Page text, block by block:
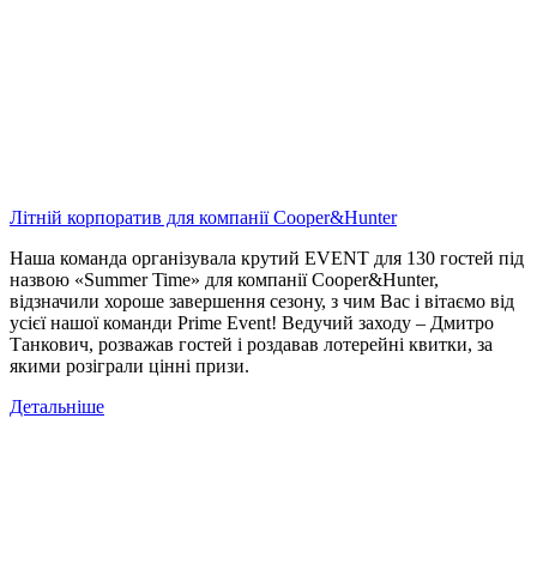
Літній корпоратив для компанії Cooper&Hunter
Наша команда організувала крутий EVENT для 130 гостей під
назвою «Summer Time» для компанії Cooper&Hunter,
відзначили хороше завершення сезону, з чим Вас і вітаємо від
усієї нашої команди Prime Event! Ведучий заходу – Дмитро
Танкович, розважав гостей і роздавав лотерейні квитки, за
якими розіграли цінні призи.
Детальніше